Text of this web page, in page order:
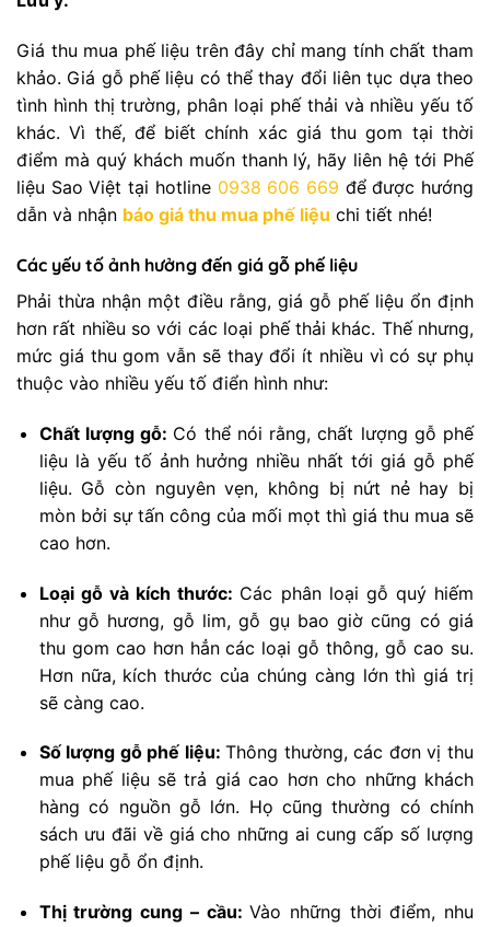
Giá thu mua phế liệu trên đây chỉ mang tính chất tham
khảo. Giá gỗ phế liệu có thể thay đổi liên tục dựa theo
tình hình thị trường, phân loại phế thải và nhiều yếu tố
khác. Vì thế, để biết chính xác giá thu gom tại thời
điểm mà quý khách muốn thanh lý, hãy liên hệ tới Phế
liệu Sao Việt tại hotline 0938 606 669 để được hướng
dẫn và nhận báo giá thu mua phế liệu chi tiết nhé!
Các yếu tố ảnh hưởng đến giá gỗ phế liệu
Phải thừa nhận một điều rằng, giá gỗ phế liệu ổn định
hơn rất nhiều so với các loại phế thải khác. Thế nhưng,
mức giá thu gom vẫn sẽ thay đổi ít nhiều vì có sự phụ
thuộc vào nhiều yếu tố điển hình như:
Chất lượng gỗ: Có thể nói rằng, chất lượng gỗ phế
liệu là yếu tố ảnh hưởng nhiều nhất tới giá gỗ phế
liệu. Gỗ còn nguyên vẹn, không bị nứt nẻ hay bị
mòn bởi sự tấn công của mối mọt thì giá thu mua sẽ
cao hơn.
Loại gỗ và kích thước: Các phân loại gỗ quý hiếm
như gỗ hương, gỗ lim, gỗ gụ bao giờ cũng có giá
thu gom cao hơn hẳn các loại gỗ thông, gỗ cao su.
Hơn nữa, kích thước của chúng càng lớn thì giá trị
sẽ càng cao.
Số lượng gỗ phế liệu:Thông thường, các đơn vị thu
mua phế liệu sẽ trả giá cao hơn cho những khách
hàng có nguồn gỗ lớn. Họ cũng thường có chính
sách ưu đãi về giá cho những ai cung cấp số lượng
phế liệu gỗ ổn định.
Thị trường cung – cầu:Vào những thời điểm, nhu